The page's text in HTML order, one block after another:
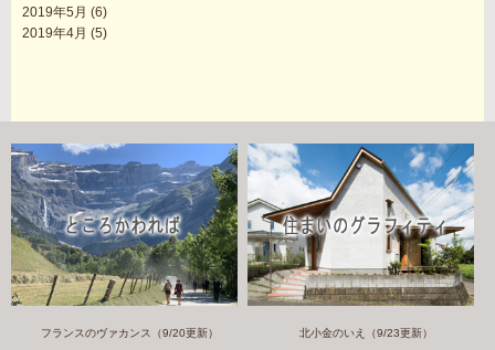
2019年5月 (6)
2019年4月 (5)
フランスのヴァカンス（9/20更新） 北小金のいえ（9/23更新）